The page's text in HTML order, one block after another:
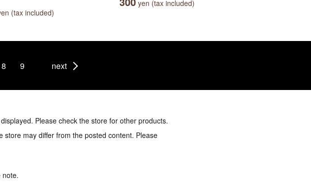
(tax included)
yen (tax included)
8 9 next
Please check the store for other products.
may differ from the posted content. Please
note.